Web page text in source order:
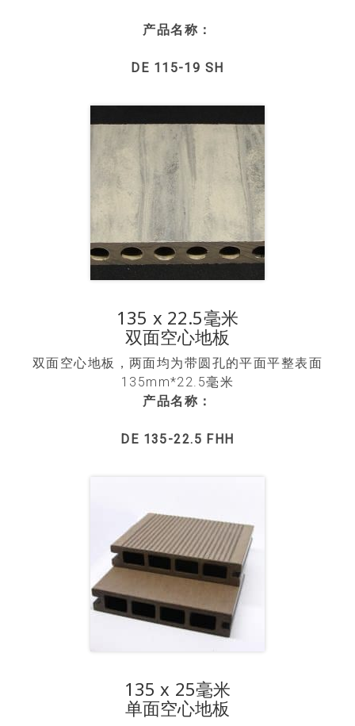
产品名称：
DE 115-19 SH
135 x 22.5毫米
双面空心地板
双面空心地板，两面均为带圆孔的平面平整表面
135mm*22.5毫米
产品名称：
DE 135-22.5 FHH
135 x 25毫米
单面空心地板